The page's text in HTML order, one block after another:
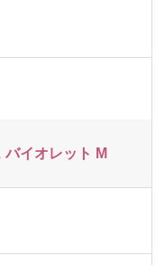
イオレット M